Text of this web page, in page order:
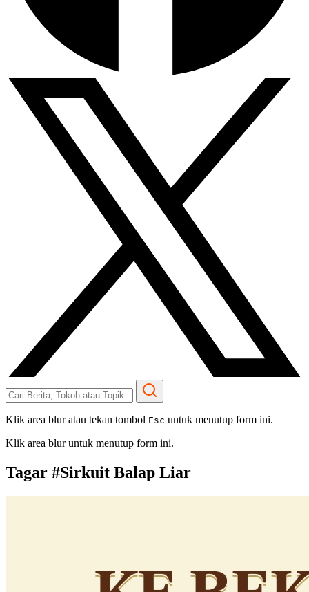
Klik area blur atau tekan tombol Esc untuk menutup form ini.
Klik area blur untuk menutup form ini.
Tagar #Sirkuit Balap Liar